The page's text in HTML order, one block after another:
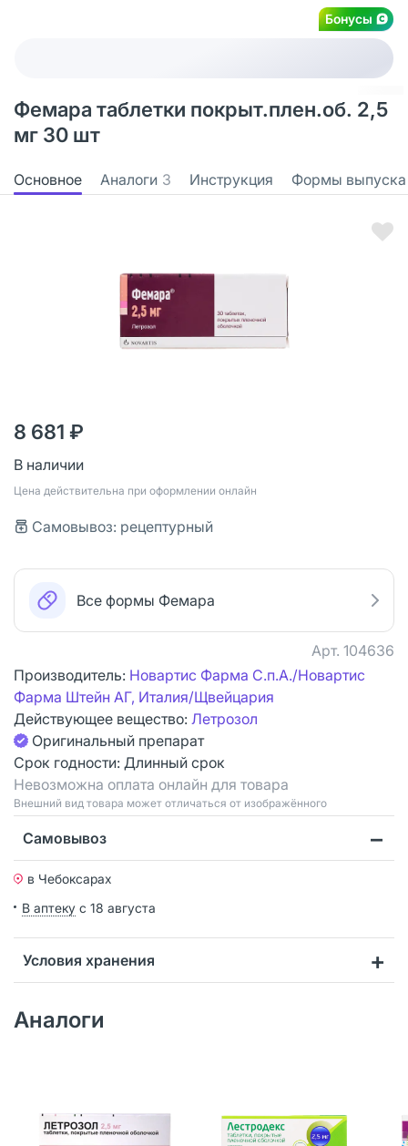
Бонусы
Фемара таблетки покрыт.плен.об. 2,5
мг 30 шт
Основное Аналоги 3 Инструкция Формы выпуска
8 681 ₽
В наличии
Цена действительна при оформлении онлайн
Самовывоз: рецептурный
Все формы Фемара
Арт. 104636
Производитель: Новартис Фарма С.п.А./Новартис
Фарма Штейн АГ, Италия/Щвейцария
Действующее вещество: Летрозол
Оригинальный препарат
Срок годности: Длинный срок
Невозможна оплата онлайн для товара
Bнешний вид товара может отличаться от изображённого
Самовывоз
в Чебоксарах
В аптеку с 18 августа
Условия хранения
Аналоги